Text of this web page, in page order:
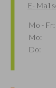
E- Mail
Mo - Fr:
Mo:
Do: